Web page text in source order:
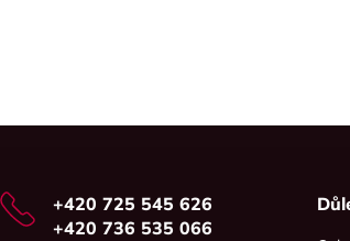
+420 725 545 626
+420 736 535 066